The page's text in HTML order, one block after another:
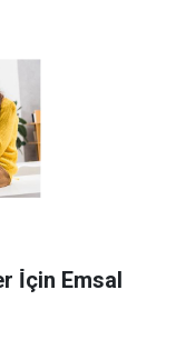
İ̇çin Emsal